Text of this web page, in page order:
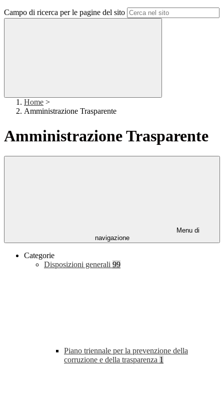
Campo di ricerca per le pagine del sito
Home >
Amministrazione Trasparente
Amministrazione Trasparente
Menu di
navigazione
Categorie
Disposizioni generali 99
Piano triennale per la prevenzione della
corruzione e della trasparenza 1